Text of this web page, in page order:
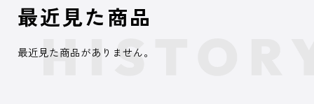
最近見た商品
最近見た商品がありません。